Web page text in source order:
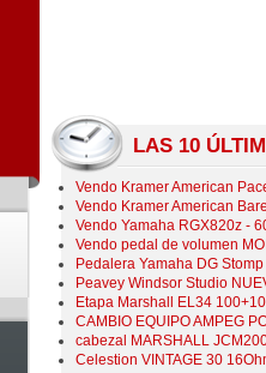
LAS 10
Vendo Kramer American
Vendo Kramer American
Vendo Yamaha RGX820z -
Vendo pedal de volumen
Pedalera Yamaha DG
Peavey Windsor Studio
Etapa Marshall EL34
CAMBIO EQUIPO AMPEG
cabezal MARSHALL
Celestion VINTAGE 30